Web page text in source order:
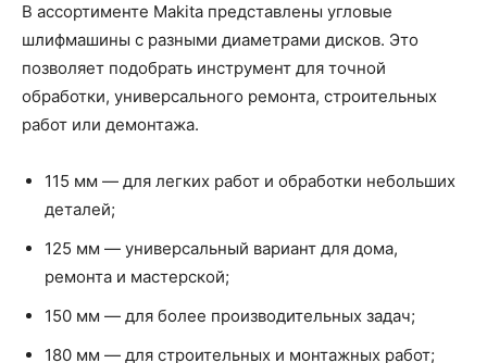
В ассортименте Makita представлены угловые
шлифмашины с разными диаметрами дисков. Это
позволяет подобрать инструмент для точной
обработки, универсального ремонта, строительных
работ или демонтажа.
115 мм — для легких работ и обработки небольших
деталей;
125 мм — универсальный вариант для дома,
ремонта и мастерской;
150 мм — для более производительных задач;
180 мм — для строительных и монтажных работ;